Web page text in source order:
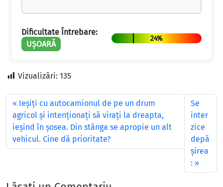
Dificultate Întrebare:
UȘOARĂ
24%
Vizualizări: 135
Ieşiţi cu autocamionul de pe un drum
agricol şi intenţionaţi să viraţi la dreapta,
ieşind în şosea. Din stânga se apropie un alt
vehicul. Cine dă prioritate?
Se
inter
zice
depă
şirea
: